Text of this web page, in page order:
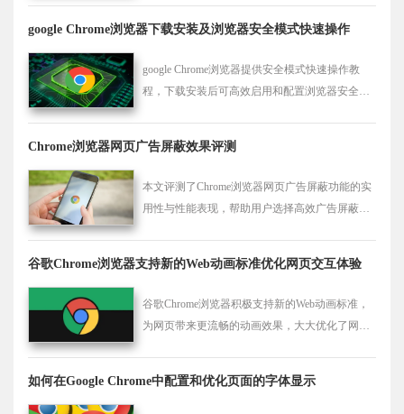
google Chrome浏览器下载安装及浏览器安全模式快速操作
google Chrome浏览器提供安全模式快速操作教
程，下载安装后可高效启用和配置浏览器安全模
Chrome浏览器网页广告屏蔽效果评测
本文评测了Chrome浏览器网页广告屏蔽功能的实
用性与性能表现，帮助用户选择高效广告屏蔽方
谷歌Chrome浏览器支持新的Web动画标准优化网页交互体验
谷歌Chrome浏览器积极支持新的Web动画标准，
为网页带来更流畅的动画效果，大大优化了网页
如何在Google Chrome中配置和优化页面的字体显示